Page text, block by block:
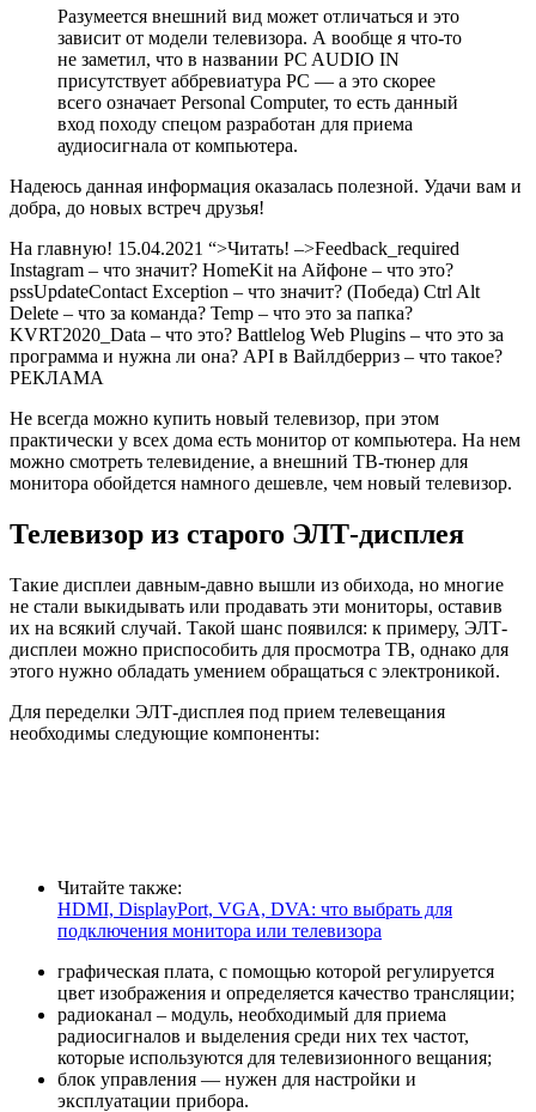
Разумеется внешний вид может отличаться и это
зависит от модели телевизора. А вообще я что-то
не заметил, что в названии PC AUDIO IN
присутствует аббревиатура PC — а это скорее
всего означает Personal Computer, то есть данный
вход походу спецом разработан для приема
аудиосигнала от компьютера.
Надеюсь данная информация оказалась полезной. Удачи вам и
добра, до новых встреч друзья!
На главную! 15.04.2021 “>Читать! –>Feedback_required
Instagram – что значит? HomeKit на Айфоне – что это?
pssUpdateContact Exception – что значит? (Победа) Ctrl Alt
Delete – что за команда? Temp – что это за папка?
KVRT2020_Data – что это? Battlelog Web Plugins – что это за
программа и нужна ли она? API в Вайлдберриз – что такое?
РЕКЛАМА
Не всегда можно купить новый телевизор, при этом
практически у всех дома есть монитор от компьютера. На нем
можно смотреть телевидение, а внешний ТВ-тюнер для
монитора обойдется намного дешевле, чем новый телевизор.
Телевизор из старого ЭЛТ-дисплея
Такие дисплеи давным-давно вышли из обихода, но многие
не стали выкидывать или продавать эти мониторы, оставив
их на всякий случай. Такой шанс появился: к примеру, ЭЛТ-
дисплеи можно приспособить для просмотра ТВ, однако для
этого нужно обладать умением обращаться с электроникой.
Для переделки ЭЛТ-дисплея под прием телевещания
необходимы следующие компоненты:
Читайте также:
HDMI, DisplayPort, VGA, DVA: что выбрать для
подключения монитора или телевизора
графическая плата, с помощью которой регулируется
цвет изображения и определяется качество трансляции;
радиоканал – модуль, необходимый для приема
радиосигналов и выделения среди них тех частот,
которые используются для телевизионного вещания;
блок управления — нужен для настройки и
эксплуатации прибора.